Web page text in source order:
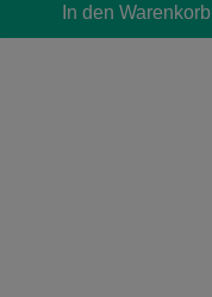
In den Warenkorb